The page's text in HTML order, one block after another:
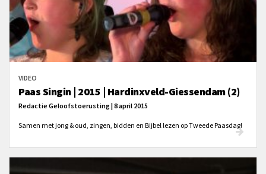
VIDEO
Paas Singin | 2015 | Hardinxveld-Giessendam (2)
Redactie Geloofstoerusting | 8 april 2015
Samen met jong & oud, zingen, bidden en Bijbel lezen op Tweede Paasdag!